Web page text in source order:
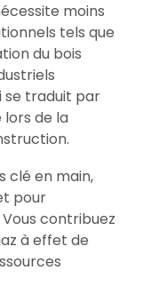
moins
tels que
du bois
se traduit par
de la
clé en main,
pour
contribuez
à effet de